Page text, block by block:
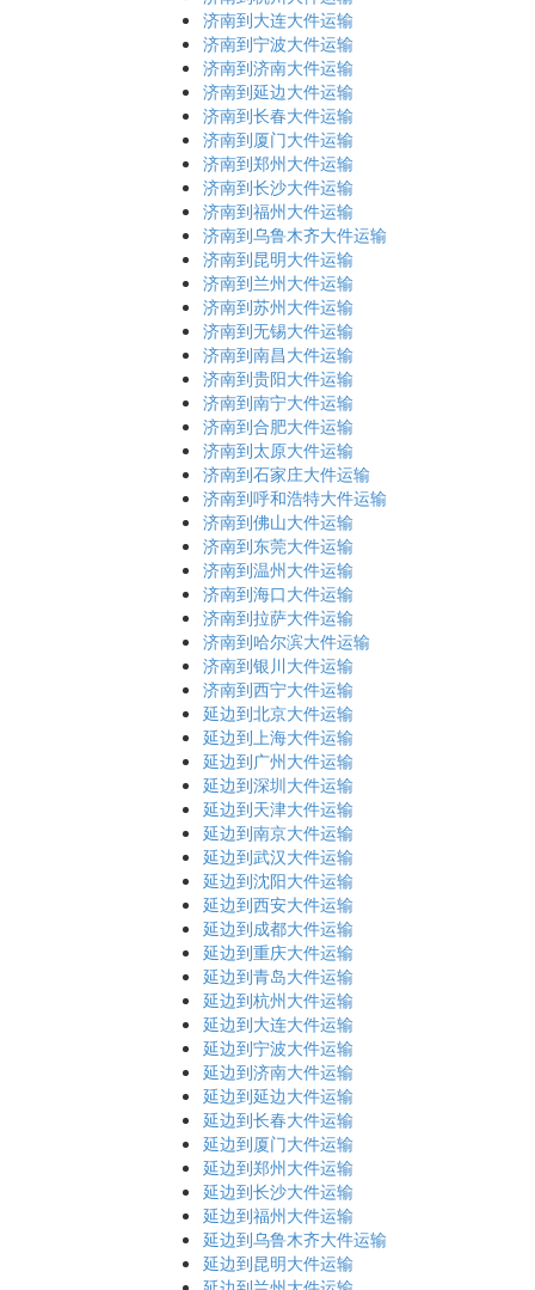
济南到大连大件运输
济南到宁波大件运输
济南到济南大件运输
济南到延边大件运输
济南到长春大件运输
济南到厦门大件运输
济南到郑州大件运输
济南到长沙大件运输
济南到福州大件运输
济南到乌鲁木齐大件运输
济南到昆明大件运输
济南到兰州大件运输
济南到苏州大件运输
济南到无锡大件运输
济南到南昌大件运输
济南到贵阳大件运输
济南到南宁大件运输
济南到合肥大件运输
济南到太原大件运输
济南到石家庄大件运输
济南到呼和浩特大件运输
济南到佛山大件运输
济南到东莞大件运输
济南到温州大件运输
济南到海口大件运输
济南到拉萨大件运输
济南到哈尔滨大件运输
济南到银川大件运输
济南到西宁大件运输
延边到北京大件运输
延边到上海大件运输
延边到广州大件运输
延边到深圳大件运输
延边到天津大件运输
延边到南京大件运输
延边到武汉大件运输
延边到沈阳大件运输
延边到西安大件运输
延边到成都大件运输
延边到重庆大件运输
延边到青岛大件运输
延边到杭州大件运输
延边到大连大件运输
延边到宁波大件运输
延边到济南大件运输
延边到延边大件运输
延边到长春大件运输
延边到厦门大件运输
延边到郑州大件运输
延边到长沙大件运输
延边到福州大件运输
延边到乌鲁木齐大件运输
延边到昆明大件运输